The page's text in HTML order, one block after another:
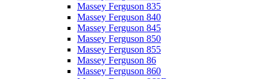
Massey Ferguson 835
Massey Ferguson 840
Massey Ferguson 845
Massey Ferguson 850
Massey Ferguson 855
Massey Ferguson 86
Massey Ferguson 860